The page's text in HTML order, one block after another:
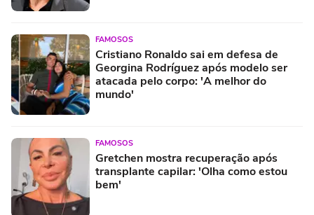
FAMOSOS
Cristiano Ronaldo sai em defesa de
Georgina Rodríguez após modelo ser
atacada pelo corpo: 'A melhor do
mundo'
FAMOSOS
Gretchen mostra recuperação após
transplante capilar: 'Olha como estou
bem'